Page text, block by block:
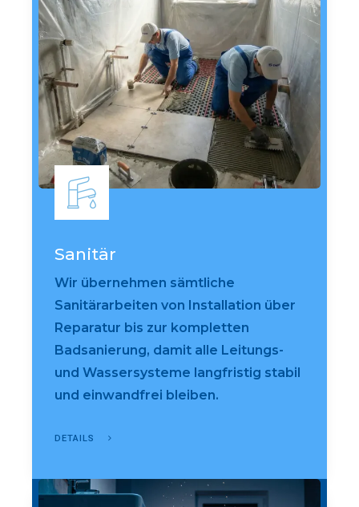
Sanitär
Wir übernehmen sämtliche
Sanitärarbeiten von Installation über
Reparatur bis zur kompletten
Badsanierung, damit alle Leitungs-
und Wassersysteme langfristig stabil
und einwandfrei bleiben.
DETAILS